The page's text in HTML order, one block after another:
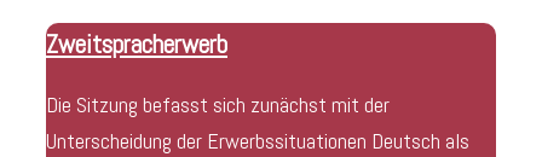
Zweitspracherwerb
Die Sitzung befasst sich zunächst mit der
Unterscheidung der Erwerbssituationen Deutsch als